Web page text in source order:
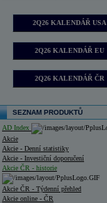
2Q26 KALENDÁŘ USA
2Q26 KALENDÁŘ EU
2Q26 KALENDÁŘ ČR
SEZNAM PRODUKTŮ
AD Index
Akcie
Akcie - Denní statistiky
Akcie - Investiční doporučení
Akcie ČR - historie
Akcie ČR - Týdenní přehled
Akcie online - ČR